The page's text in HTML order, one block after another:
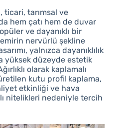
ticari, tarımsal ve
hem çatı hem de duvar
ve dayanıklı bir
nervürlü şekline
yalnızca dayanıklılık
yüksek düzeyde estetik
olarak kaplamalı
kutu profil kaplama,
etkinliği ve hava
nitelikleri nedeniyle tercih